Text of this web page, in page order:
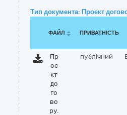
Тип документа: Проект
ФАЙЛ ПРИВАТНІСТЬ
Пр
оє
кт
до
го
во
ру.
публічний